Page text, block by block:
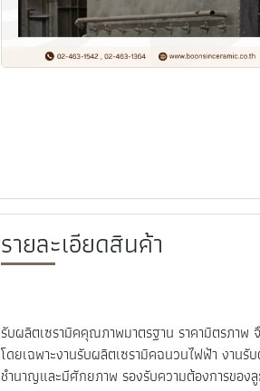
รายละเอียดสินค้า
รับผลิตเซรามิคคุณภาพมาตรฐาน ราคามิตรภาพ
โดยเฉพาะงานรับผลิตเซรามิคฉนวนไฟฟ้า งาน
ชำนาญและมีศักยภาพ รองรับความต้องการของ